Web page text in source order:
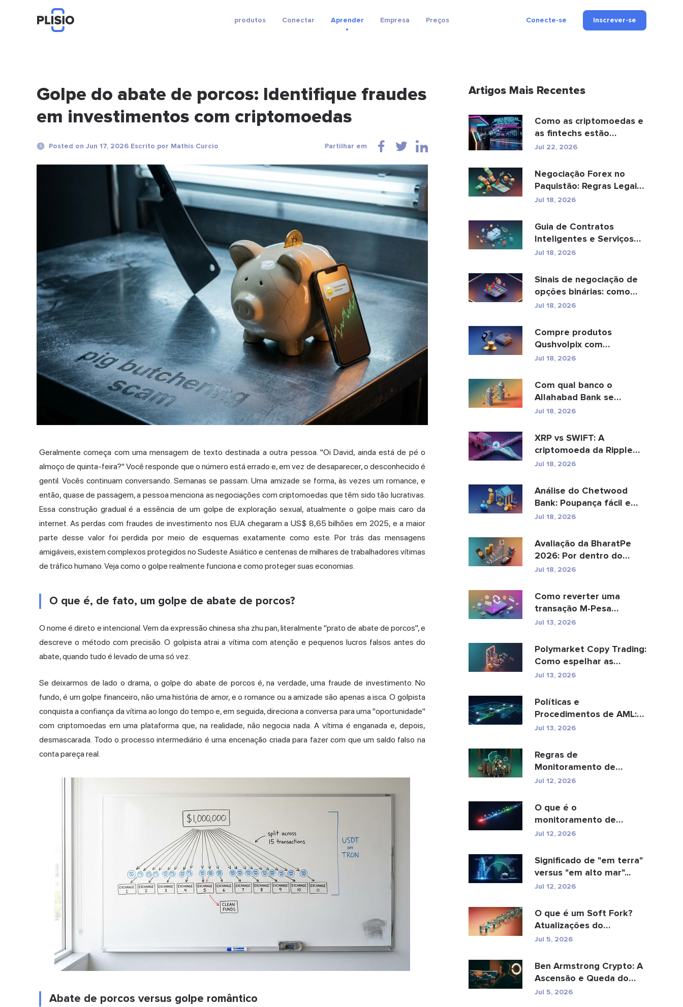
produtos Conectar Aprender Empresa Preços Conecte-se Inscrever-se
Golpe do abate de porcos: Identifique fraudes
em investimentos com criptomoedas
Posted on Jun 17, 2026 Escrito por Mathis Curcio Partilhar em
Geralmente começa com uma mensagem de texto destinada a outra pessoa. "Oi David, ainda está de pé o
almoço de quinta-feira?" Você responde que o número está errado e, em vez de desaparecer, o desconhecido é
gentil. Vocês continuam conversando. Semanas se passam. Uma amizade se forma, às vezes um romance, e
então, quase de passagem, a pessoa menciona as negociações com criptomoedas que têm sido tão lucrativas.
Essa construção gradual é a essência de um golpe de exploração sexual, atualmente o golpe mais caro da
internet. As perdas com fraudes de investimento nos EUA chegaram a US$ 8,65 bilhões em 2025, e a maior
parte desse valor foi perdida por meio de esquemas exatamente como este. Por trás das mensagens
amigáveis, existem complexos protegidos no Sudeste Asiático e centenas de milhares de trabalhadores vítimas
de tráfico humano. Veja como o golpe realmente funciona e como proteger suas economias.
O que é, de fato, um golpe de abate de porcos?
O nome é direto e intencional. Vem da expressão chinesa sha zhu pan, literalmente "prato de abate de porcos", e
descreve o método com precisão. O golpista atrai a vítima com atenção e pequenos lucros falsos antes do
abate, quando tudo é levado de uma só vez.
Se deixarmos de lado o drama, o golpe do abate de porcos é, na verdade, uma fraude de investimento. No
fundo, é um golpe financeiro, não uma história de amor, e o romance ou a amizade são apenas a isca. O golpista
conquista a confiança da vítima ao longo do tempo e, em seguida, direciona a conversa para uma "oportunidade"
com criptomoedas em uma plataforma que, na realidade, não negocia nada. A vítima é enganada e, depois,
desmascarada. Todo o processo intermediário é uma encenação criada para fazer com que um saldo falso na
conta pareça real.
Abate de porcos versus golpe romântico
Artigos Mais Recentes
Como as criptomoedas e
as fintechs estão
transformando os
Jul 22, 2026
Negociação Forex no
Paquistão: Regras Legais,
Corretoras, Aplic...
Jul 18, 2026
Guia de Contratos
Inteligentes e Serviços
de Desenvolvimento de
Jul 18, 2026
Sinais de negociação de
opções binárias: como
funcionam e os ...
Jul 18, 2026
Compre produtos
Qushvolpix com
criptomoedas: Bitcoin,
Jul 18, 2026
Com qual banco o
Allahabad Bank se
fundiu? Leia a matéria
Jul 18, 2026
XRP vs SWIFT: A
criptomoeda da Ripple
pode substituir os
Jul 18, 2026
Análise do Chetwood
Bank: Poupança fácil e
serviços bancários...
Jul 18, 2026
Avaliação da BharatPe
2026: Por dentro do
unicórnio fintech de ...
Jul 18, 2026
Como reverter uma
transação M-Pesa
enviada por engano
Jul 13, 2026
Polymarket Copy Trading:
Como espelhar as
principais carteiras com...
Jul 13, 2026
Políticas e
Procedimentos de AML:
Um Guia Completo de
Jul 13, 2026
Regras de
Monitoramento de
Transações AML: Como
Jul 12, 2026
O que é o
monitoramento de
transações AML e como
Jul 12, 2026
Significado de "em terra"
versus "em alto mar"...
Jul 12, 2026
O que é um Soft Fork?
Atualizações do
Blockchain explicadas
Jul 5, 2026
Ben Armstrong Crypto: A
Ascensão e Queda do
BitBoy
Jul 5, 2026